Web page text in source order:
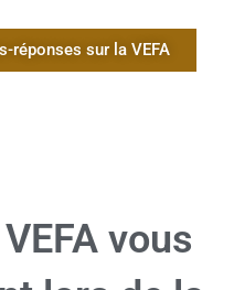
réponses sur la VEFA
vous